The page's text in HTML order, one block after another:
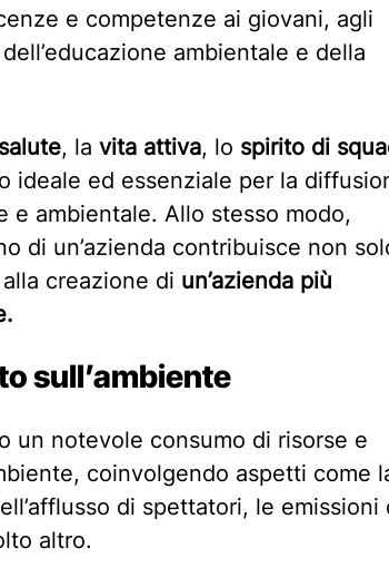
e competenze ai giovani, agli
ambientale e della
salute, la vita attiva, lo spirito di
ideale ed essenziale per la
e ambientale. Allo stesso modo,
di un’azienda contribuisce non
creazione di un’azienda più
sull’ambiente
un notevole consumo di risorse e
coinvolgendo aspetti come
di spettatori, le emissioni
altro.